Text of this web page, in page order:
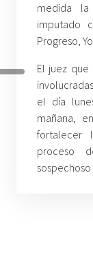
medida
imputado
Progreso,
El juez
el día
mañana,
fortalecer
proceso